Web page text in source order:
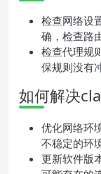
检查网络设
确，检查路
检查代理规
保规则没有
如何解决
优化网络环
不稳定的环
更新软件版